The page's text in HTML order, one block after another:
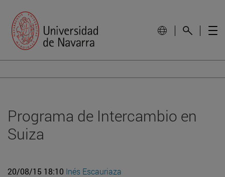
Programa de Intercambio en
Suiza
20/08/15 18:10 Inés Escauriaza